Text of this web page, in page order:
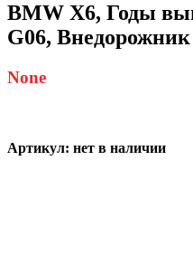
BMW X6, Годы
G06, Внедорожник
None
Артикул: нет в наличии